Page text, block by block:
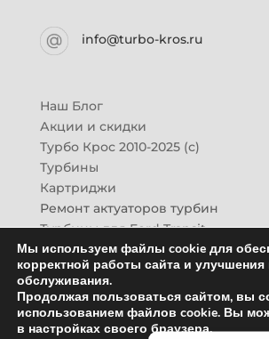
info@turbo-kros.ru
Наш Блог
Акции и скидки
Турбо Крос 2010-2025 (с)
Турбины
Картриджи
Ремонт актуаторов турбин
Турбины для Ford Transit
Турбины для Mazda CX-7
Картридж для ГАЗон-Next
Турбины HINO (Хино)
Купить новую турбину
Контакты
Мы используем файлы cookie для
корректной работы сайта и улучшения
обслуживания.
Продолжая пользоваться сайтом, вы
использованием файлов cookie. Вы
в настройках своего браузера.